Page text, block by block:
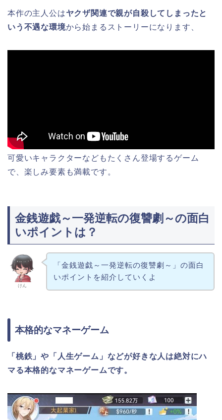
本作の主人公はヤクザ関連で親が自殺してしまったと
いう不遇な環境から始まるストーリーになります、
可愛いキャラクターなどもたくさん登場するゲーム
で、楽しみ要素も満載です。
金銭遊戯～一発逆転の復讐劇～の面白
いポイントは？
けん
「金銭遊戯～一発逆転の復讐劇～」の面白
いポイントを紹介していくよ
本格的なマネーゲーム
「桃鉄」や「人生ゲーム」などが好きな人は絶対にハ
マる本格的なマネーゲームです。